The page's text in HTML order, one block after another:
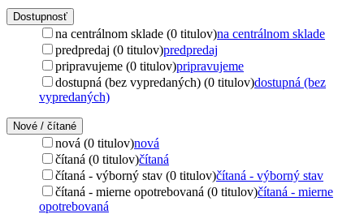
Dostupnosť
na centrálnom sklade (0 titulov)na centrálnom sklade
predpredaj (0 titulov)predpredaj
pripravujeme (0 titulov)pripravujeme
dostupná (bez vypredaných) (0 titulov)dostupná (bez
vypredaných)
Nové / čítané
nová (0 titulov)nová
čítaná (0 titulov)čítaná
čítaná - výborný stav (0 titulov)čítaná - výborný stav
čítaná - mierne opotrebovaná (0 titulov)čítaná - mierne
opotrebovaná